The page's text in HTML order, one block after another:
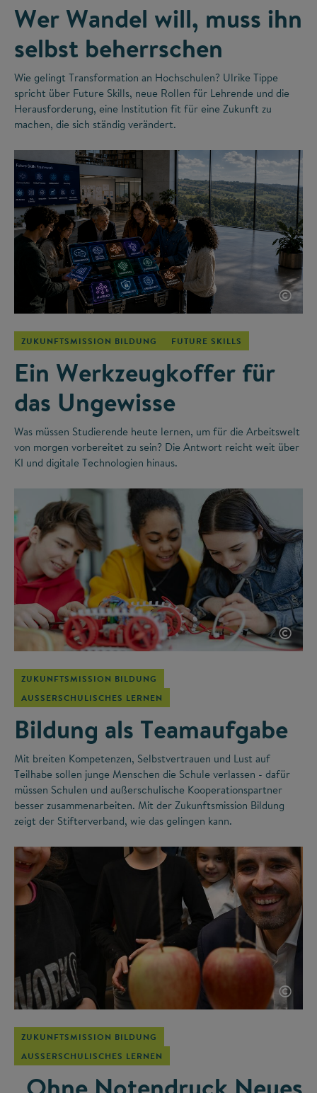
Wer Wandel will, muss ihn
selbst beherrschen
Wie gelingt Transformation an Hochschulen? Ulrike Tippe
spricht über Future Skills, neue Rollen für Lehrende und die
Herausforderung, eine Institution fit für eine Zukunft zu
machen, die sich ständig verändert.
©
ZUKUNFTSMISSION BILDUNG FUTURE SKILLS
Ein Werkzeugkoffer für
das Ungewisse
Was müssen Studierende heute lernen, um für die Arbeitswelt
von morgen vorbereitet zu sein? Die Antwort reicht weit über
KI und digitale Technologien hinaus.
©
ZUKUNFTSMISSION BILDUNG
AUSSERSCHULISCHES LERNEN
Bildung als Teamaufgabe
Mit breiten Kompetenzen, Selbstvertrauen und Lust auf
Teilhabe sollen junge Menschen die Schule verlassen - dafür
müssen Schulen und außerschulische Kooperationspartner
besser zusammenarbeiten. Mit der Zukunftsmission Bildung
zeigt der Stifterverband, wie das gelingen kann.
©
ZUKUNFTSMISSION BILDUNG
AUSSERSCHULISCHES LERNEN